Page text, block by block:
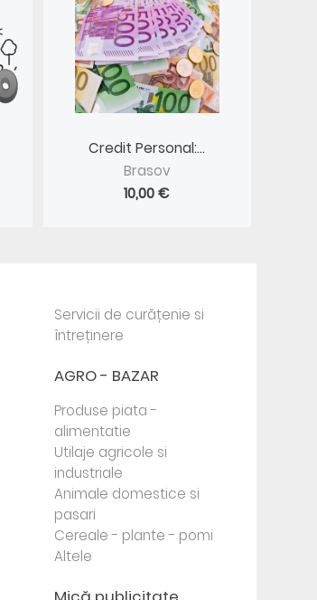
Credit Personal:...
Brasov
10,00 €
Servicii de curățenie si
întreținere
AGRO - BAZAR
Produse piata -
alimentatie
Utilaje agricole si
industriale
Animale domestice si
pasari
Cereale - plante - pomi
Altele